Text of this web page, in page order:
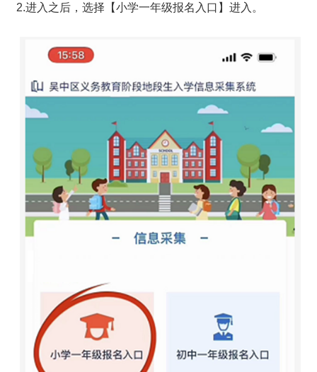
2.进入之后，选择【小学一年级报名入口】进入。